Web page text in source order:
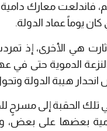
فاندلعت معارك
يوماً عماد الدولة.
ثارت هي الأخرى، إذ
الدموية حتى في
هيبة الدولة
الحقبة إلى مسرحٍ
بعضها على بعض،